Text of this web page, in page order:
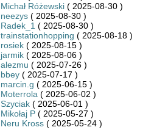
Michał Różewski( 2025-08-30 )
neezys( 2025-08-30 )
Radek_1 ( 2025-08-30 )
trainstationhopping ( 2025-08-18 )
rosiek( 2025-08-15 )
jarmik( 2025-08-06 )
alezmu ( 2025-07-26 )
bbey( 2025-07-17 )
marcin.g ( 2025-06-15 )
Moterrola ( 2025-06-02 )
Szyciak( 2025-06-01 )
Mikołaj P( 2025-05-27 )
Neru Kross( 2025-05-24 )